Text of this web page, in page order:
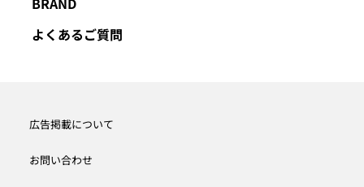
よくあるご質問
広告掲載について
お問い合わせ